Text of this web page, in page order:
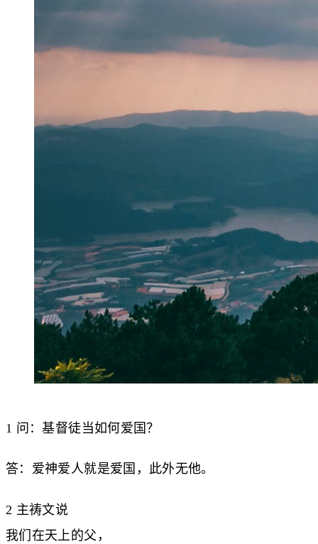
1 问：基督徒当如何爱国？
答：爱神爱人就是爱国，此外无他。
2 主祷文说
我们在天上的父，